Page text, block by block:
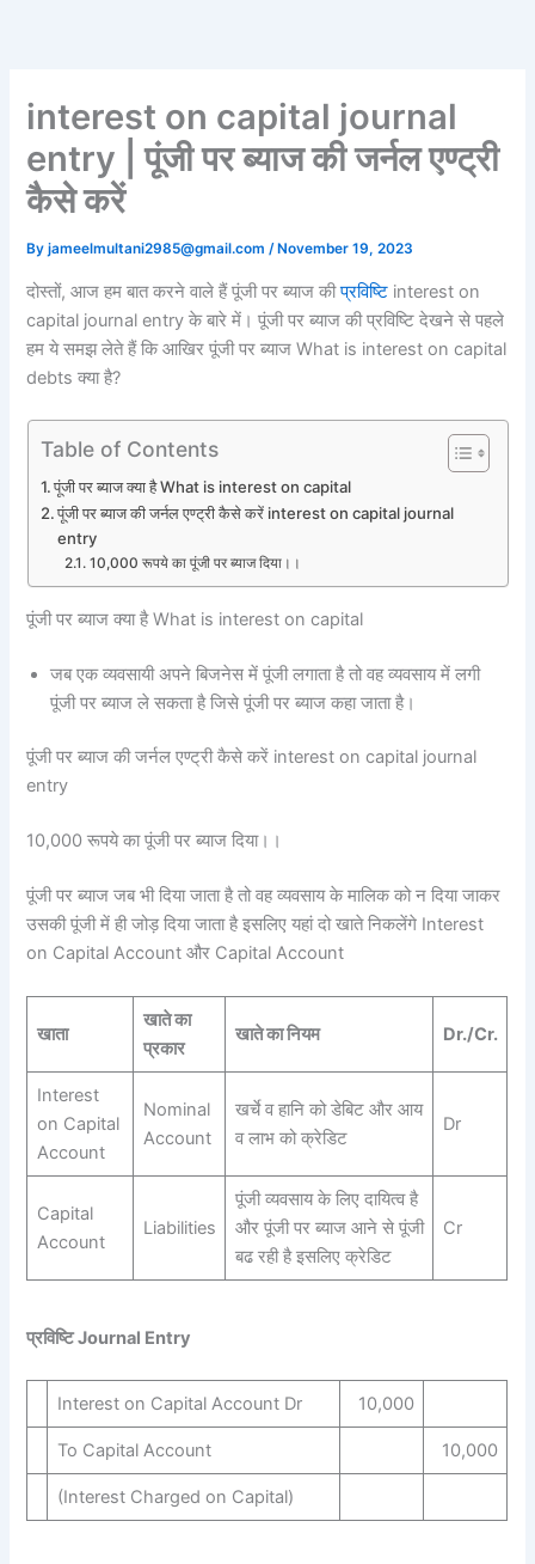
interest on capital journal
entry | पूंजी पर ब्याज की जर्नल एण्ट्री
कैसे करें
Byjameelmultani2985@gmail.com/ November 19, 2023
दोस्तों, आज हम बात करने वाले हैं पूंजी पर ब्याज कीप्रविष्टि interest on
capital journal entry के बारे में। पूंजी पर ब्याज की प्रविष्टि देखने से पहले
हम ये समझ लेते हैं कि आखिर पूंजी पर ब्याज What is interest on capital
debts क्या है?
Table of Contents
पूंजी पर ब्याज क्या है What is interest on capital
पूंजी पर ब्याज की जर्नल एण्ट्री कैसे करें interest on capital journal
entry
10,000 रूपये का पूंजी पर ब्याज दिया।।
पूंजी पर ब्याज क्या है What is interest on capital
जब एक व्यवसायी अपने बिजनेस में पूंजी लगाता है तो वह व्यवसाय में लगी
पूंजी पर ब्याज ले सकता है जिसे पूंजी पर ब्याज कहा जाता है।
पूंजी पर ब्याज की जर्नल एण्ट्री कैसे करें interest on capital journal
entry
10,000 रूपये का पूंजी पर ब्याज दिया।।
पूंजी पर ब्याज जब भी दिया जाता है तो वह व्यवसाय के मालिक को न दिया जाकर
उसकी पूंजी में ही जोड़ दिया जाता है इसलिए यहां दो खाते निकलेंगे Interest
on Capital Account और Capital Account
खाता
खाते का
प्रकार
खाते का नियम Dr./Cr.
Interest
on Capital
Account
Nominal
Account
खर्चे व हानि को डेबिट और आय
व लाभ को क्रेडिट
Dr
Capital
Account
Liabilities
पूंजी व्यवसाय के लिए दायित्व है
और पूंजी पर ब्याज आने से पूंजी
बढ रही है इसलिए क्रेडिट
Cr
प्रविष्टि Journal Entry
Interest on Capital Account Dr 10,000
To Capital Account 10,000
(Interest Charged on Capital)